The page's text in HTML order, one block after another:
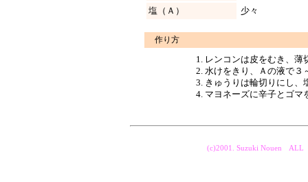
塩（Ａ）
少々
作り方
レンコンは皮をむき、薄
水けをきり、Ａの液で３
きゅうりは輪切りにし、
マヨネーズに辛子とゴマ
(c)2001. Suzuki Nouen